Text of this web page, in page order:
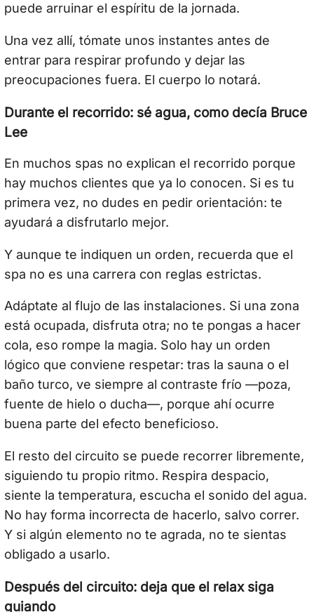
puede arruinar el espíritu de la jornada.
Una vez allí, tómate unos instantes antes de
entrar para respirar profundo y dejar las
preocupaciones fuera. El cuerpo lo notará.
Durante el recorrido: sé agua, como decía Bruce
Lee
En muchos spas no explican el recorrido porque
hay muchos clientes que ya lo conocen. Si es tu
primera vez, no dudes en pedir orientación: te
ayudará a disfrutarlo mejor.
Y aunque te indiquen un orden, recuerda que el
spa no es una carrera con reglas estrictas.
Adáptate al flujo de las instalaciones. Si una zona
está ocupada, disfruta otra; no te pongas a hacer
cola, eso rompe la magia. Solo hay un orden
lógico que conviene respetar: tras la sauna o el
baño turco, ve siempre al contraste frío —poza,
fuente de hielo o ducha—, porque ahí ocurre
buena parte del efecto beneficioso.
El resto del circuito se puede recorrer libremente,
siguiendo tu propio ritmo. Respira despacio,
siente la temperatura, escucha el sonido del agua.
No hay forma incorrecta de hacerlo, salvo correr.
Y si algún elemento no te agrada, no te sientas
obligado a usarlo.
Después del circuito: deja que el relax siga
guiando